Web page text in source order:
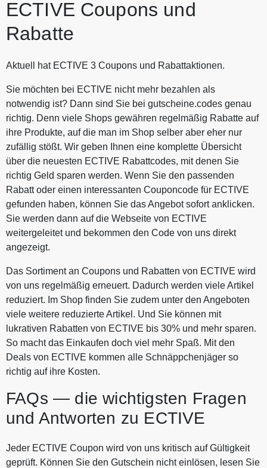
ECTIVE Coupons und
Rabatte
Aktuell hat ECTIVE 3 Coupons und Rabattaktionen.
Sie möchten bei ECTIVE nicht mehr bezahlen als
notwendig ist? Dann sind Sie bei gutscheine.codes genau
richtig. Denn viele Shops gewähren regelmäßig Rabatte auf
ihre Produkte, auf die man im Shop selber aber eher nur
zufällig stößt. Wir geben Ihnen eine komplette Übersicht
über die neuesten ECTIVE Rabattcodes, mit denen Sie
richtig Geld sparen werden. Wenn Sie den passenden
Rabatt oder einen interessanten Couponcode für ECTIVE
gefunden haben, können Sie das Angebot sofort anklicken.
Sie werden dann auf die Webseite von ECTIVE
weitergeleitet und bekommen den Code von uns direkt
angezeigt.
Das Sortiment an Coupons und Rabatten von ECTIVE wird
von uns regelmäßig erneuert. Dadurch werden viele Artikel
reduziert. Im Shop finden Sie zudem unter den Angeboten
viele weitere reduzierte Artikel. Und Sie können mit
lukrativen Rabatten von ECTIVE bis 30% und mehr sparen.
So macht das Einkaufen doch viel mehr Spaß. Mit den
Deals von ECTIVE kommen alle Schnäppchenjäger so
richtig auf ihre Kosten.
FAQs — die wichtigsten Fragen
und Antworten zu ECTIVE
Jeder ECTIVE Coupon wird von uns kritisch auf Gültigkeit
geprüft. Können Sie den Gutschein nicht einlösen, lesen Sie